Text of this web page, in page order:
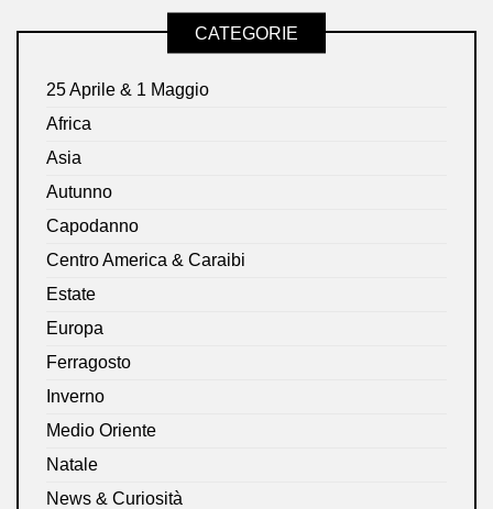
CATEGORIE
25 Aprile & 1 Maggio
Africa
Asia
Autunno
Capodanno
Centro America & Caraibi
Estate
Europa
Ferragosto
Inverno
Medio Oriente
Natale
News & Curiosità